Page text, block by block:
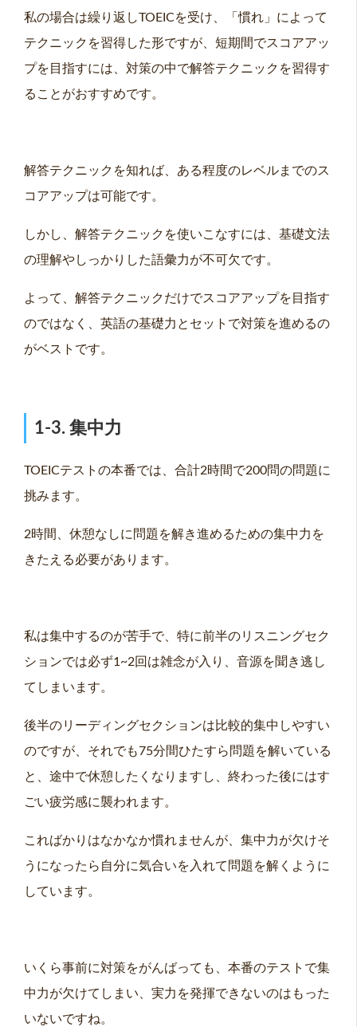
私の場合は繰り返しTOEICを受け、「慣れ」によって
テクニックを習得した形ですが、短期間でスコアアッ
プを目指すには、対策の中で解答テクニックを習得す
ることがおすすめです。
解答テクニックを知れば、ある程度のレベルまでのス
コアアップは可能です。
しかし、解答テクニックを使いこなすには、基礎文法
の理解やしっかりした語彙力が不可欠です。
よって、解答テクニックだけでスコアアップを目指す
のではなく、英語の基礎力とセットで対策を進めるの
がベストです。
1-3. 集中力
TOEICテストの本番では、合計2時間で200問の問題に
挑みます。
2時間、休憩なしに問題を解き進めるための集中力を
きたえる必要があります。
私は集中するのが苦手で、特に前半のリスニングセク
ションでは必ず1~2回は雑念が入り、音源を聞き逃し
てしまいます。
後半のリーディングセクションは比較的集中しやすい
のですが、それでも75分間ひたすら問題を解いている
と、途中で休憩したくなりますし、終わった後にはす
ごい疲労感に襲われます。
こればかりはなかなか慣れませんが、集中力が欠けそ
うになったら自分に気合いを入れて問題を解くように
しています。
いくら事前に対策をがんばっても、本番のテストで集
中力が欠けてしまい、実力を発揮できないのはもった
いないですね。